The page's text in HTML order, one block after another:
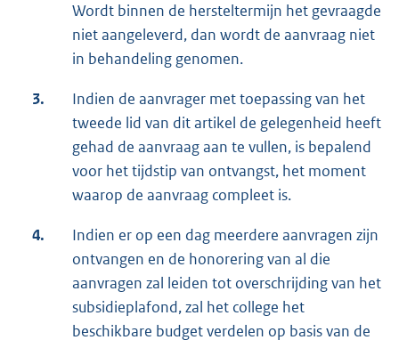
Wordt binnen de hersteltermijn het gevraagde
niet aangeleverd, dan wordt de aanvraag niet
in behandeling genomen.
3.
Indien de aanvrager met toepassing van het
tweede lid van dit artikel de gelegenheid heeft
gehad de aanvraag aan te vullen, is bepalend
voor het tijdstip van ontvangst, het moment
waarop de aanvraag compleet is.
4.
Indien er op een dag meerdere aanvragen zijn
ontvangen en de honorering van al die
aanvragen zal leiden tot overschrijding van het
subsidieplafond, zal het college het
beschikbare budget verdelen op basis van de